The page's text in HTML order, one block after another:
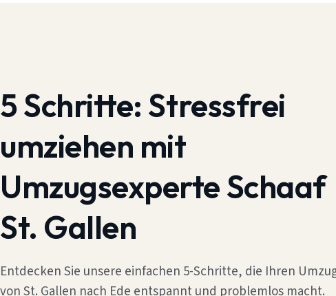
5 Schritte: Stressfrei
umziehen mit
Umzugsexperte Schaaf
St. Gallen
Entdecken Sie unsere einfachen 5-Schritte, die Ihren
von St. Gallen nach Ede entspannt und problemlos macht.